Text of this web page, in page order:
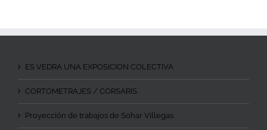
ES VEDRA UNA EXPOSICION COLECTIVA
CORTOMETRAJES / CORSARIS
Proyección de trabajos de Sohar Villegas